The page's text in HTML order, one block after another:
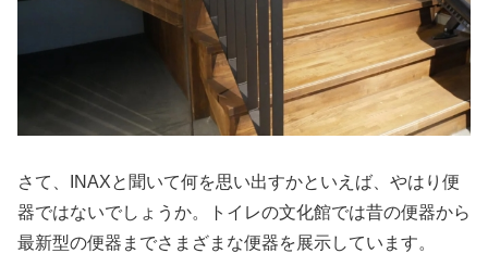
さて、INAXと聞いて何を思い出すかといえば、やはり便
器ではないでしょうか。トイレの文化館では昔の便器から
最新型の便器までさまざまな便器を展示しています。